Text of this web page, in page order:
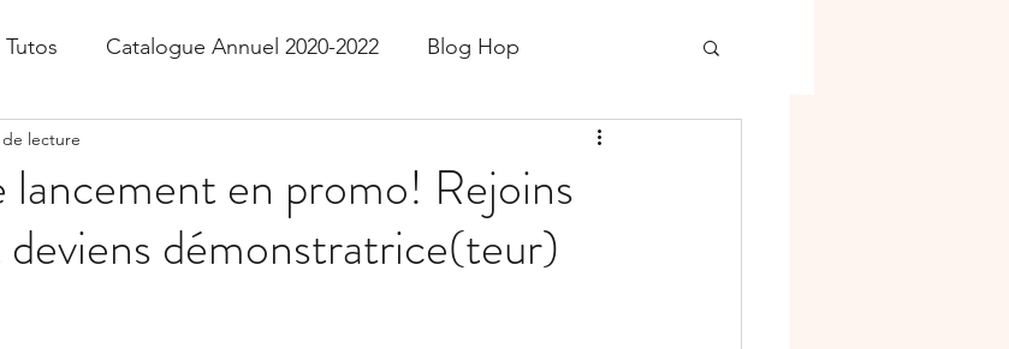
Tutos Catalogue Annuel 2020-2022 Blog Hop
kits
gratuite Devenir Démonstratrice
lancement en promo! Rejoins
démonstratrice(teur)
de lecture